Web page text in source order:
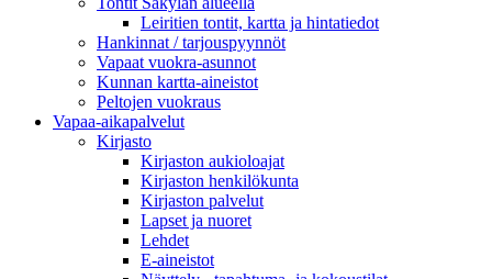
Leiritien tontit, kartta ja hintatiedot
Hankinnat / tarjouspyynnöt
Vapaat vuokra-asunnot
Kunnan kartta-aineistot
Peltojen vuokraus
Vapaa-aika­palvelut
Kirjasto
Kirjaston aukioloajat
Kirjaston henkilökunta
Kirjaston palvelut
Lapset ja nuoret
Lehdet
E-aineistot